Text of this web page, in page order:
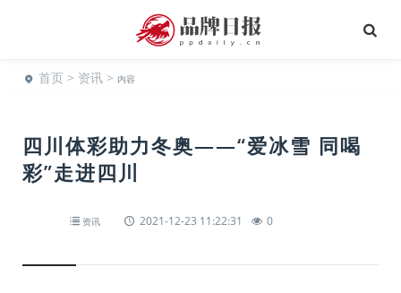
首页 > 资讯 > 内容
四川体彩助力冬奥——“爱冰雪 同喝
彩”走进四川
资讯 2021-12-23 11:22:31 0